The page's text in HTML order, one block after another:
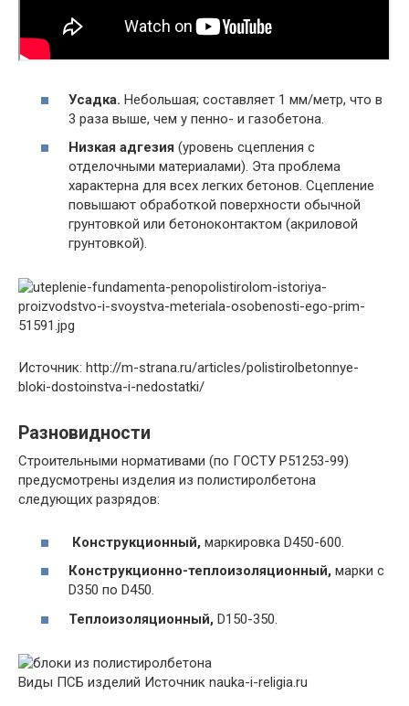
Усадка. Небольшая; составляет 1 мм/метр, что в
3 раза выше, чем у пенно- и газобетона.
Низкая адгезия (уровень сцепления с
отделочными материалами). Эта проблема
характерна для всех легких бетонов. Сцепление
повышают обработкой поверхности обычной
грунтовкой или бетоноконтактом (акриловой
грунтовкой).
Источник: http://m-strana.ru/articles/polistirolbetonnye-
bloki-dostoinstva-i-nedostatki/
Разновидности
Строительными нормативами (по ГОСТУ Р51253-99)
предусмотрены изделия из полистиролбетона
следующих разрядов:
Конструкционный, маркировка D450-600.
Конструкционно-теплоизоляционный, марки с
D350 по D450.
Теплоизоляционный, D150-350.
Виды ПСБ изделий Источник nauka-i-religia.ru